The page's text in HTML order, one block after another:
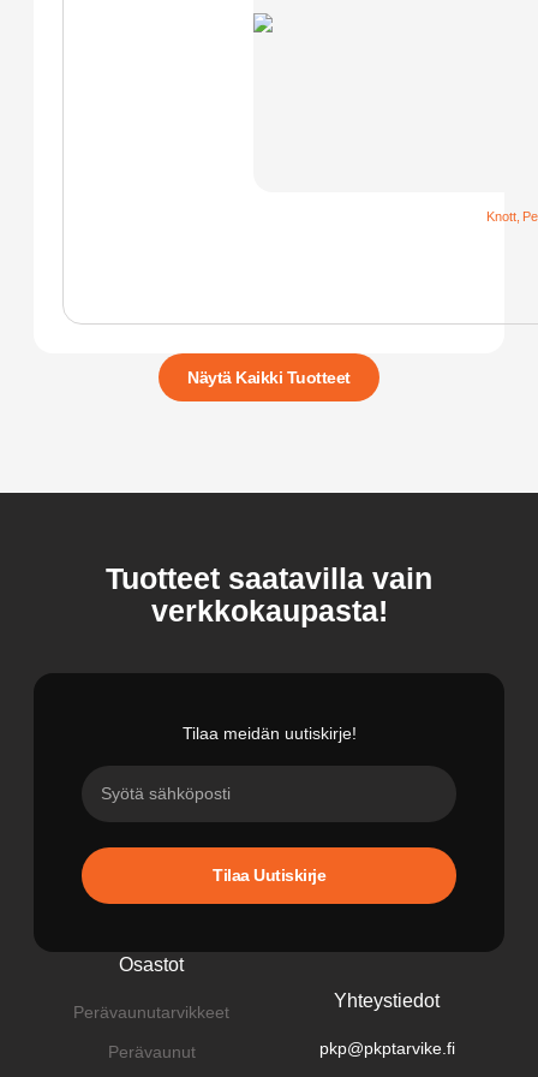
Näytä Kaikki Tuotteet
Knott,
Tuotteet saatavilla vain
verkkokaupasta!
Tilaa meidän uutiskirje!
Tilaa Uutiskirje
Osastot
Perävaunutarvikkeet
Perävaunut
Yhteystiedot
pkp@pkptarvike.fi